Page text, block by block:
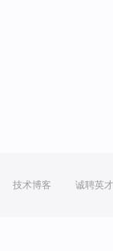
技术博客 诚聘英才